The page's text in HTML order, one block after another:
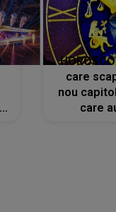
care
nou
care